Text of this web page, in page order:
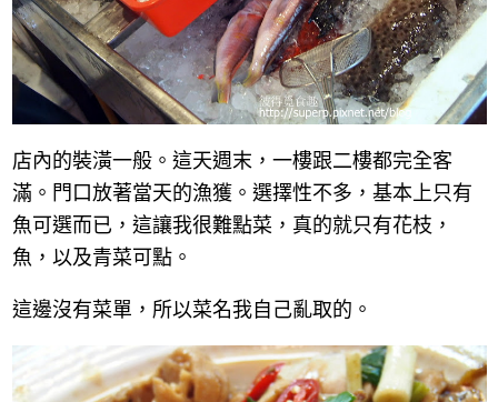
店內的裝潢一般。這天週末，一樓跟二樓都完全客
滿。門口放著當天的漁獲。選擇性不多，基本上只有
魚可選而已，這讓我很難點菜，真的就只有花枝，
魚，以及青菜可點。
這邊沒有菜單，所以菜名我自己亂取的。